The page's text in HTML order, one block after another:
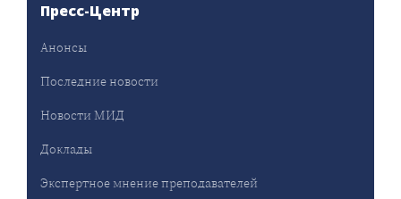
Пресс-Центр
Анонсы
Последние новости
Новости МИД
Доклады
Экспертное мнение преподавателей